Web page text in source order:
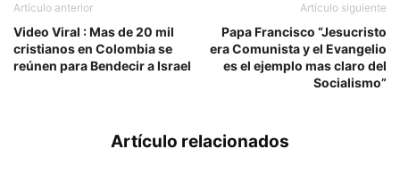
Artículo anterior
Video Viral : Mas de 20 mil
cristianos en Colombia se
reúnen para Bendecir a Israel
Artículo siguiente
Papa Francisco “Jesucristo
era Comunista y el Evangelio
es el ejemplo mas claro del
Socialismo”
Artículo relacionados